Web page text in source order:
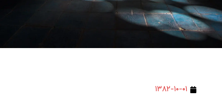
۱۳۸۲-۱۰-۰۱